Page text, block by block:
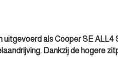
uitgevoerd als Cooper SE
Dankzij de hogere